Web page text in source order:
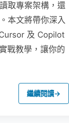
取專案架構，還
本文將帶你深入
及 Copilot
戰教學，讓你的
繼續閱讀→